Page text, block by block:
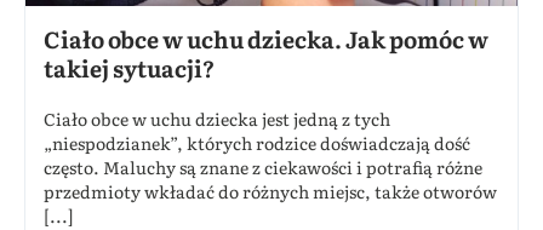
Ciało obce w uchu dziecka. Jak pomóc w
takiej sytuacji?
Ciało obce w uchu dziecka jest jedną z tych
„niespodzianek”, których rodzice doświadczają dość
często. Maluchy są znane z ciekawości i potrafią różne
przedmioty wkładać do różnych miejsc, także otworów
[...]